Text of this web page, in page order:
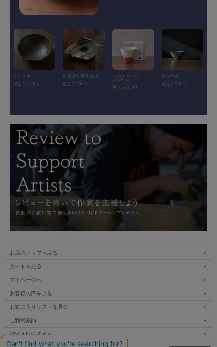
生涯、器を作り続けた陶芸家・荒木義隆さんの回顧展。
和食器を変えた器から、海を渡り作られたアジアの器まで。
うつわや悠々ウェブ未発表の作品を展示販売です。
■素材 陶器
■手触り ざらっとしています。
■容量 約70cc
※展覧会作品のため、お渡しが展覧会終了後の発送になる場合もございます。
片口中鉢
税込5,500円
伊賀灰釉菱形鎬皿
税込7,700円
Layer.series
SYUKI(L)
税込5,500円
安南深鉢
税込5,500円
お店のトップへ戻る
カートを見る
マイページへ
お客様の声を見る
お気に入りリストを見る
ご利用案内
特定商取引法表示